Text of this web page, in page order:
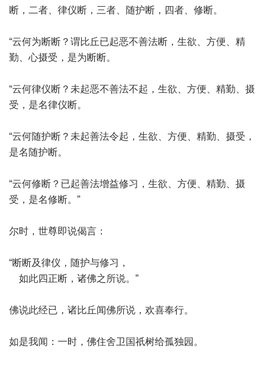
断，二者、律仪断，三者、随护断，四者、修断。
“云何为断断？谓比丘已起恶不善法断，生欲、方便、精
勤、心摄受，是为断断。
“云何律仪断？未起恶不善法不起，生欲、方便、精勤、摄
受，是名律仪断。
“云何随护断？未起善法令起，生欲、方便、精勤、摄受，
是名随护断。
“云何修断？已起善法增益修习，生欲、方便、精勤、摄
受，是名修断。”
尔时，世尊即说偈言：
“断断及律仪，随护与修习，
如此四正断，诸佛之所说。”
佛说此经已，诸比丘闻佛所说，欢喜奉行。
如是我闻：一时，佛住舍卫国祇树给孤独园。